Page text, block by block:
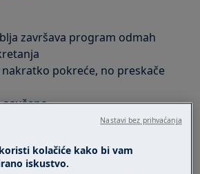
završava program odmah
nakratko pokreće, no preskače
osušeno
sušilicu
kolačiće kako bi vam
iskustvo.
Nastavi bez prihvaćanja